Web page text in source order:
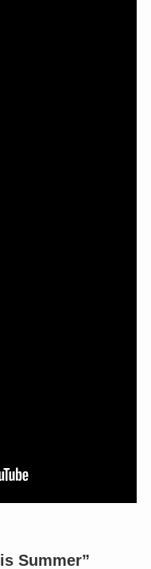
Summer”